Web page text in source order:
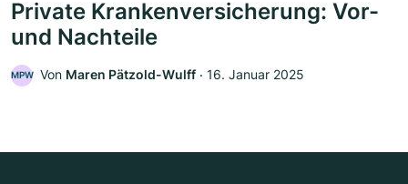
Private Krankenversicherung: Vor-
und Nachteile
MPW Von Maren Pätzold-Wulff ‧ 16. Januar 2025